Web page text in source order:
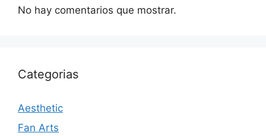
No hay comentarios que mostrar.
Categorias
Aesthetic
Fan Arts